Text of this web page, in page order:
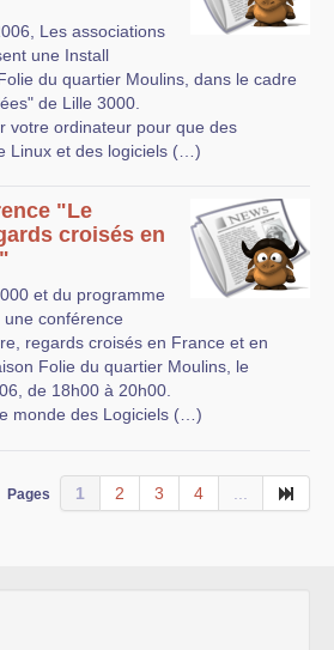
Les associations
une Install
du quartier Moulins, dans le cadre
de Lille 3000.
votre ordinateur pour que des
Linux et des logiciels (…)
"Le
croisés en
et du programme
conférence
regards croisés en France et en
Folie du quartier Moulins, le
de 18h00 à 20h00.
monde des Logiciels (…)
Pages 1 2 3 4